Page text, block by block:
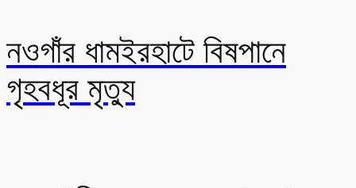
নওগাঁর ধামইরহাটে বিষপানে
গৃহবধূর মৃত্যু